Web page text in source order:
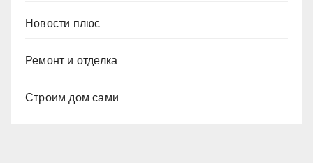
Новости плюс
Ремонт и отделка
Строим дом сами